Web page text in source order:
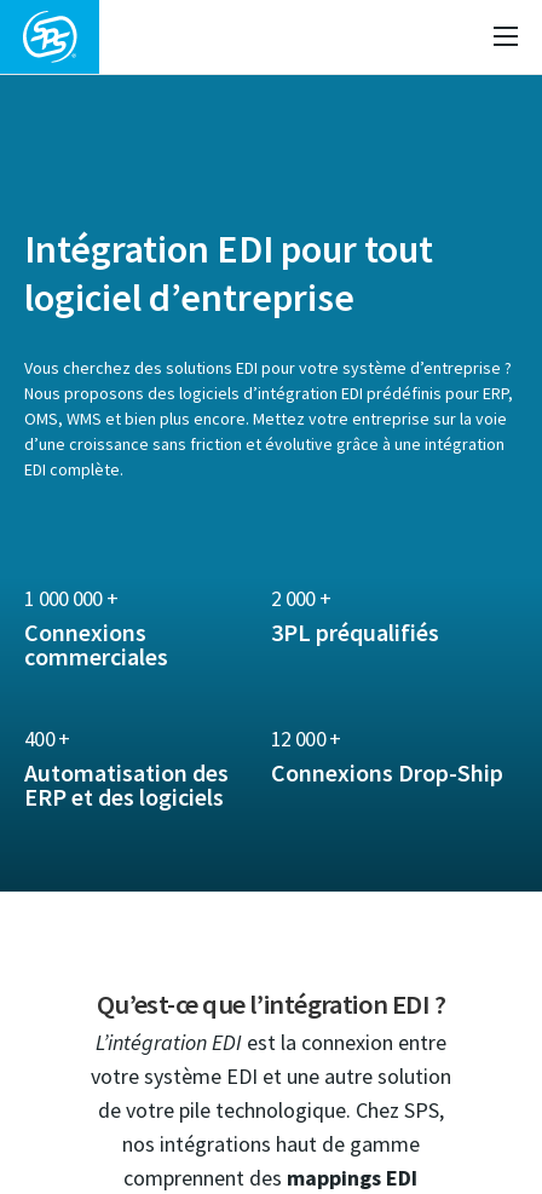
Intégration EDI pour tout
logiciel d’entreprise
Vous cherchez des solutions EDI pour votre système d’entreprise ?
Nous proposons des logiciels d’intégration EDI prédéfinis pour ERP,
OMS, WMS et bien plus encore. Mettez votre entreprise sur la voie
d’une croissance sans friction et évolutive grâce à une intégration
EDI complète.
1 000 000 +
Connexions
commerciales
2 000 +
3PL préqualifiés
400 +
Automatisation des
ERP et des logiciels
12 000 +
Connexions Drop-Ship
Qu’est-ce que l’intégration EDI ?
L’intégration EDIest la connexion entre
votre système EDI et une autre solution
de votre pile technologique. Chez SPS,
nos intégrations haut de gamme
comprennent des mappings EDI